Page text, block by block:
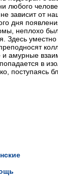
любого
зависит от
дня
неплохо
Здесь
и амурные
в
поступаясь